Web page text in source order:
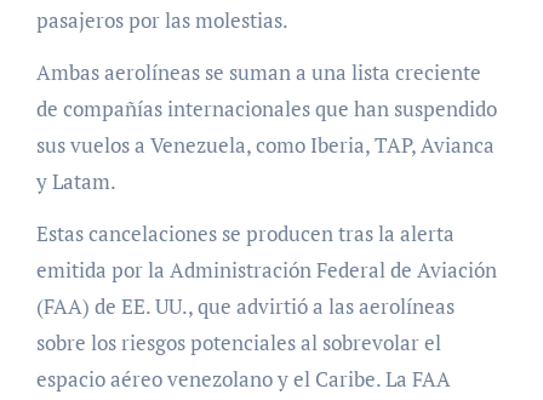
pasajeros por las molestias.
Ambas aerolíneas se suman a una lista creciente
de compañías internacionales que han suspendido
sus vuelos a Venezuela, como Iberia, TAP, Avianca
y Latam.
Estas cancelaciones se producen tras la alerta
emitida por la Administración Federal de Aviación
(FAA) de EE. UU., que advirtió a las aerolíneas
sobre los riesgos potenciales al sobrevolar el
espacio aéreo venezolano y el Caribe. La FAA